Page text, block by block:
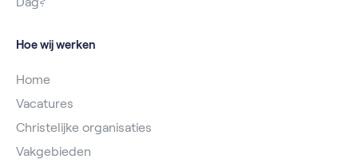
Hoe wij werken
Home
Vacatures
Christelijke organisaties
Vakgebieden